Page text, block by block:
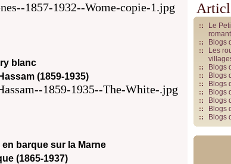
blanc
(1859-1935)
barque sur la Marne
(1865-1937)
Le
Blogs
Les
Blogs
Blogs
Blogs
Blogs
Blogs
Blogs
Blogs